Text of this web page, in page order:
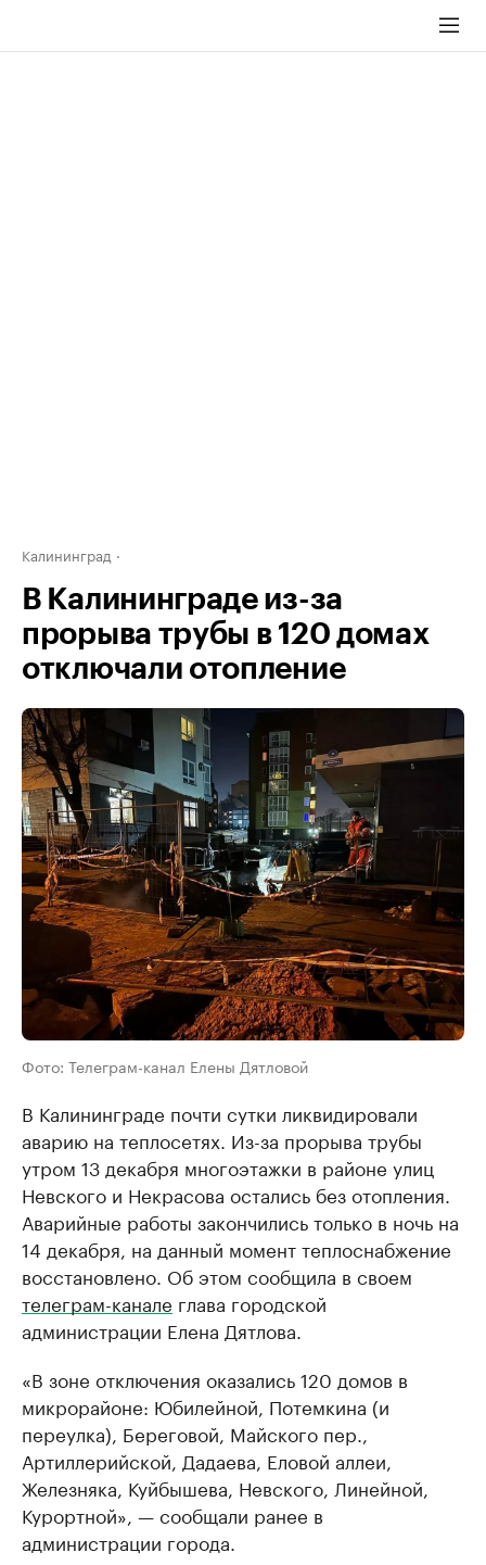
Калининград
В Калининграде из-за
прорыва трубы в 120 домах
отключали отопление
Фото: Телеграм-канал Елены Дятловой
В Калининграде почти сутки ликвидировали
аварию на теплосетях. Из-за прорыва трубы
утром 13 декабря многоэтажки в районе улиц
Невского и Некрасова остались без отопления.
Аварийные работы закончились только в ночь на
14 декабря, на данный момент теплоснабжение
восстановлено. Об этом сообщила в своем
телеграм-канале глава городской
администрации Елена Дятлова.
«В зоне отключения оказались 120 домов в
микрорайоне: Юбилейной, Потемкина (и
переулка), Береговой, Майского пер.,
Артиллерийской, Дадаева, Еловой аллеи,
Железняка, Куйбышева, Невского, Линейной,
Курортной», — сообщали ранее в
администрации города.